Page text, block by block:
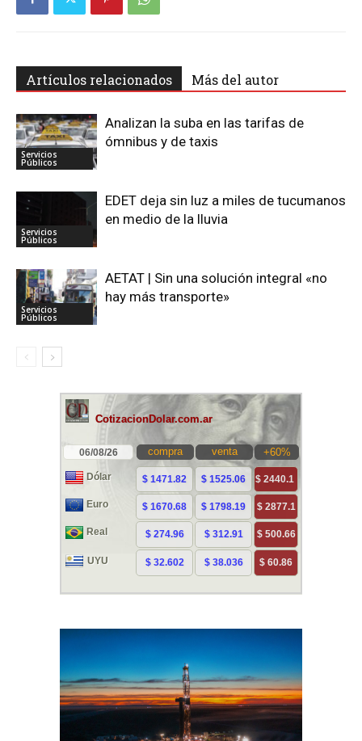
Artículos relacionados Más del autor
Servicios
Públicos
Analizan la suba en las tarifas de
ómnibus y de taxis
Servicios
Públicos
EDET deja sin luz a miles de tucumanos
en medio de la lluvia
Servicios
Públicos
AETAT | Sin una solución integral «no
hay más transporte»